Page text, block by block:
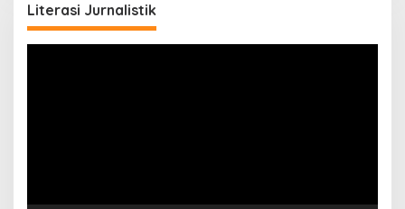
Literasi Jurnalistik